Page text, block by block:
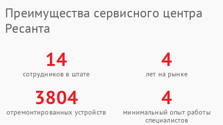
Преимущества сервисного центра
Ресанта
14
сотрудников в штате
4
лет на рынке
3804
отремонтированных устройств
4
минимальный опыт работы
специалистов